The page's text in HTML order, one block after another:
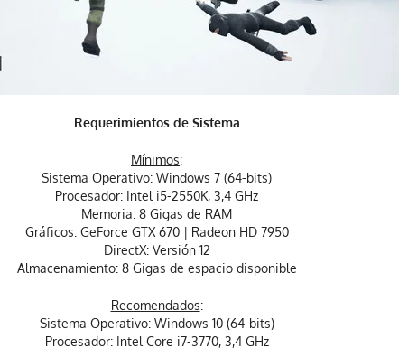
Requerimientos de Sistema
Mínimos:
Sistema Operativo: Windows 7 (64-bits)
Procesador: Intel i5-2550K, 3,4 GHz
Memoria: 8 Gigas de RAM
Gráficos: GeForce GTX 670 | Radeon HD 7950
DirectX: Versión 12
Almacenamiento: 8 Gigas de espacio disponible
Recomendados:
Sistema Operativo: Windows 10 (64-bits)
Procesador: Intel Core i7-3770, 3,4 GHz